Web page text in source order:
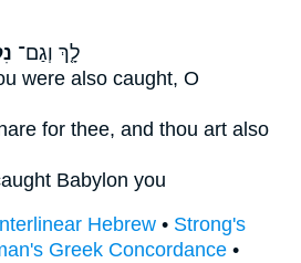
לָ֤ךְ וְגַם־
were also caught, O
for thee, and thou art also
Babylon you
Hebrew • Strong's
Greek Concordance •